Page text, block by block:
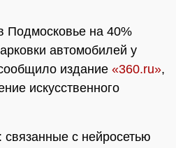
Подмосковье на 40%
автомобилей у
издание «360.ru»,
искусственного
связанные с нейросетью